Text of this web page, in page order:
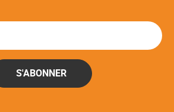
S'ABONNER